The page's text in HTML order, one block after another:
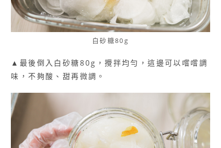
白砂糖80g
▲最後倒入白砂糖80g，攪拌均勻，這邊可以嚐嚐調
味，不夠酸、甜再微調。